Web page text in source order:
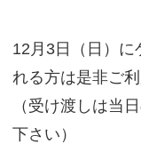
12月3日（日）に
れる方は是非ご利
（受け渡しは当
下さい）